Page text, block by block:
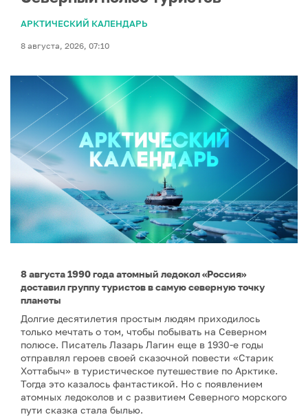
АРКТИЧЕСКИЙ КАЛЕНДАРЬ
8 августа, 2026, 07:10
8 августа 1990 года атомный ледокол «Россия»
доставил группу туристов в самую северную точку
планеты
Долгие десятилетия простым людям приходилось
только мечтать о том, чтобы побывать на Северном
полюсе. Писатель Лазарь Лагин еще в 1930-е годы
отправлял героев своей сказочной повести «Старик
Хоттабыч» в туристическое путешествие по Арктике.
Тогда это казалось фантастикой. Но с появлением
атомных ледоколов и с развитием Северного морского
пути сказка стала былью.